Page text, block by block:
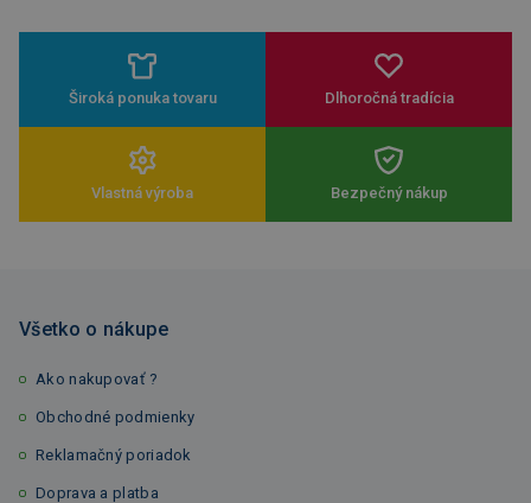
Široká ponuka tovaru Dlhoročná tradícia
Vlastná výroba Bezpečný nákup
Všetko o nákupe
Ako nakupovať ?
Obchodné podmienky
Reklamačný poriadok
Doprava a platba